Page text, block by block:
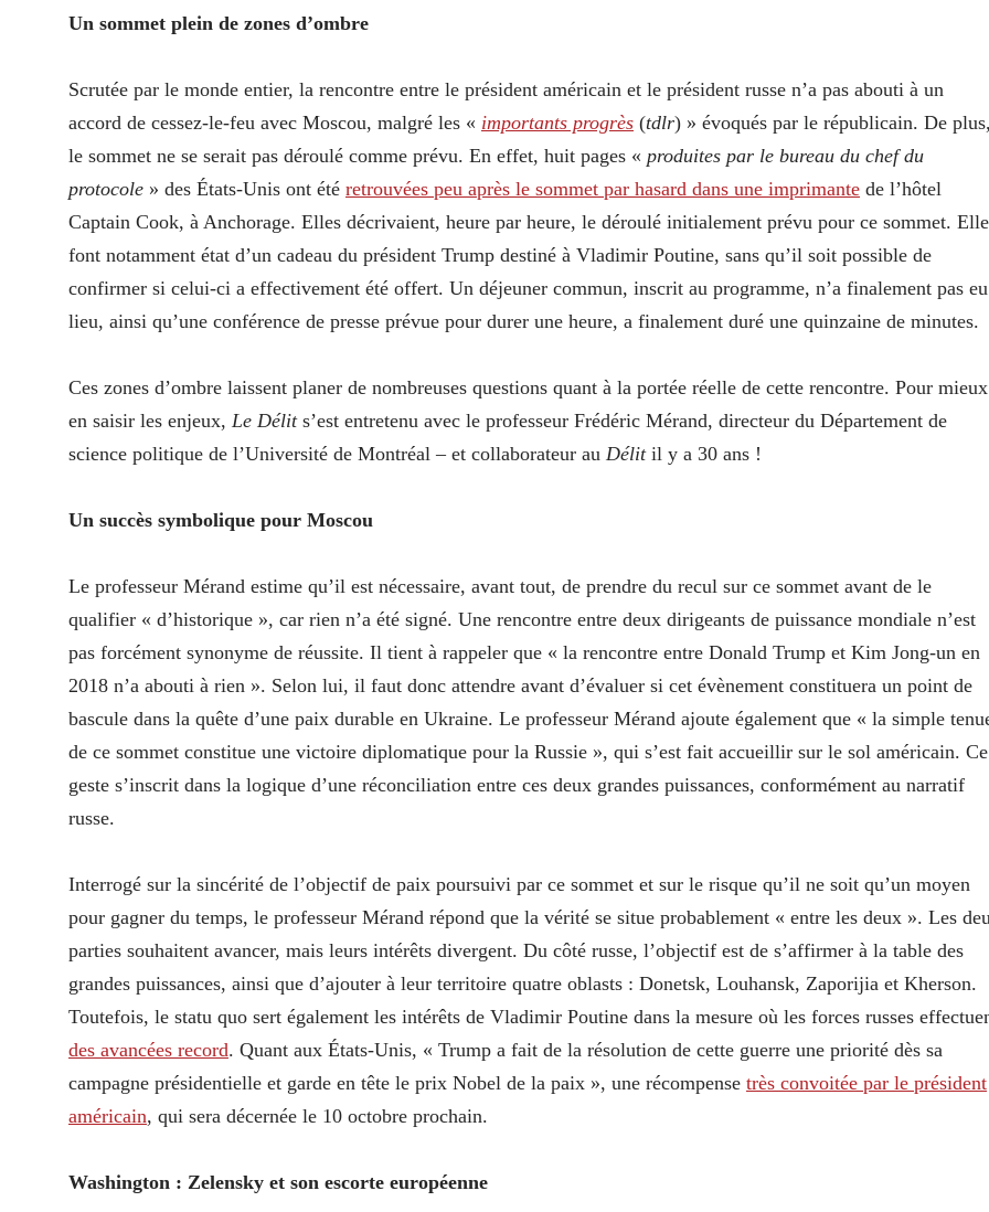
Un sommet plein de zones d’ombre
Scrutée par le monde entier, la rencontre entre le président américain et le président russe n’a pas abouti à un
accord de cessez-le-feu avec Moscou, malgré les « importants progrès (tdlr) » évoqués par le républicain. De
le sommet ne se serait pas déroulé comme prévu. En effet, huit pages « produites par le bureau du chef du
protocole » des États-Unis ont été retrouvées peu après le sommet par hasard dans une imprimante de l’hôtel
Captain Cook, à Anchorage. Elles décrivaient, heure par heure, le déroulé initialement prévu pour ce sommet.
font notamment état d’un cadeau du président Trump destiné à Vladimir Poutine, sans qu’il soit possible de
confirmer si celui-ci a effectivement été offert. Un déjeuner commun, inscrit au programme, n’a finalement pas eu
lieu, ainsi qu’une conférence de presse prévue pour durer une heure, a finalement duré une quinzaine de minutes.
Ces zones d’ombre laissent planer de nombreuses questions quant à la portée réelle de cette rencontre. Pour mieux
en saisir les enjeux, Le Délits’est entretenu avec le professeur Frédéric Mérand, directeur du Département de
science politique de l’Université de Montréal – et collaborateur au Délitil y a 30 ans !
Un succès symbolique pour Moscou
Le professeur Mérand estime qu’il est nécessaire, avant tout, de prendre du recul sur ce sommet avant de le
qualifier « d’historique », car rien n’a été signé. Une rencontre entre deux dirigeants de puissance mondiale n’est
pas forcément synonyme de réussite. Il tient à rappeler que « la rencontre entre Donald Trump et Kim Jong-un en
2018 n’a abouti à rien ». Selon lui, il faut donc attendre avant d’évaluer si cet évènement constituera un point de
bascule dans la quête d’une paix durable en Ukraine. Le professeur Mérand ajoute également que « la simple
de ce sommet constitue une victoire diplomatique pour la Russie », qui s’est fait accueillir sur le sol américain. Ce
geste s’inscrit dans la logique d’une réconciliation entre ces deux grandes puissances, conformément au narratif
russe.
Interrogé sur la sincérité de l’objectif de paix poursuivi par ce sommet et sur le risque qu’il ne soit qu’un moyen
pour gagner du temps, le professeur Mérand répond que la vérité se situe probablement « entre les deux ». Les
parties souhaitent avancer, mais leurs intérêts divergent. Du côté russe, l’objectif est de s’affirmer à la table des
grandes puissances, ainsi que d’ajouter à leur territoire quatre oblasts : Donetsk, Louhansk, Zaporijia et Kherson.
Toutefois, le statu quo sert également les intérêts de Vladimir Poutine dans la mesure où les forces russes
des avancées record. Quant aux États-Unis, « Trump a fait de la résolution de cette guerre une priorité dès sa
campagne présidentielle et garde en tête le prix Nobel de la paix », une récompense très convoitée par le président
américain, qui sera décernée le 10 octobre prochain.
Washington : Zelensky et son escorte européenne